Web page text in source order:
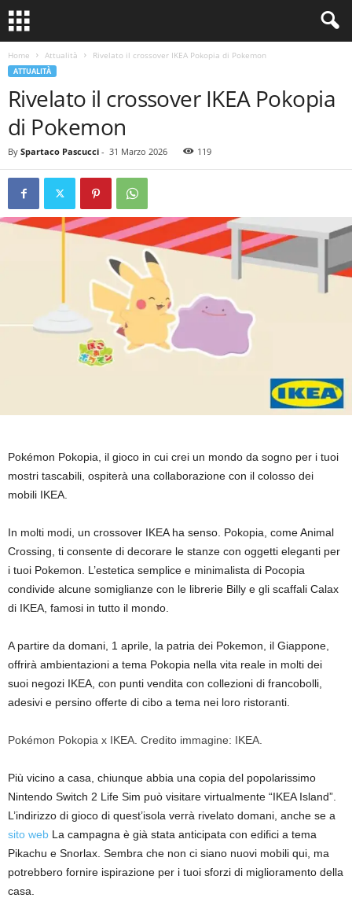
Home Attualità Rivelato il crossover IKEA Pokopia di Pokemon
ATTUALITÀ
Rivelato il crossover IKEA Pokopia
di Pokemon
By Spartaco Pascucci - 31 Marzo 2026 119
Pokémon Pokopia, il gioco in cui crei un mondo da sogno per i tuoi
mostri tascabili, ospiterà una collaborazione con il colosso dei
mobili IKEA.
In molti modi, un crossover IKEA ha senso. Pokopia, come Animal
Crossing, ti consente di decorare le stanze con oggetti eleganti per
i tuoi Pokemon. L’estetica semplice e minimalista di Pocopia
condivide alcune somiglianze con le librerie Billy e gli scaffali Calax
di IKEA, famosi in tutto il mondo.
A partire da domani, 1 aprile, la patria dei Pokemon, il Giappone,
offrirà ambientazioni a tema Pokopia nella vita reale in molti dei
suoi negozi IKEA, con punti vendita con collezioni di francobolli,
adesivi e persino offerte di cibo a tema nei loro ristoranti.
Pokémon Pokopia x IKEA. Credito immagine: IKEA.
Più vicino a casa, chiunque abbia una copia del popolarissimo
Nintendo Switch 2 Life Sim può visitare virtualmente “IKEA Island”.
L’indirizzo di gioco di quest’isola verrà rivelato domani, anche se a
sito web La campagna è già stata anticipata con edifici a tema
Pikachu e Snorlax. Sembra che non ci siano nuovi mobili qui, ma
potrebbero fornire ispirazione per i tuoi sforzi di miglioramento della
casa.